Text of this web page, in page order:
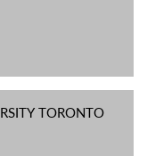
TORONTO